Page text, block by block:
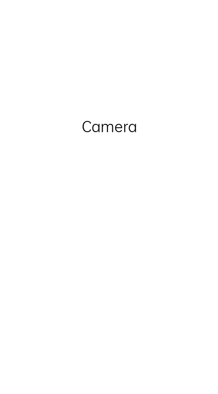
Camera